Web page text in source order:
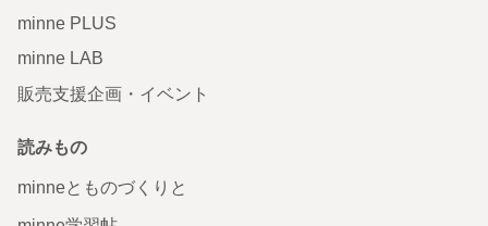
minne PLUS
minne LAB
販売支援企画・イベント
読みもの
minneとものづくりと